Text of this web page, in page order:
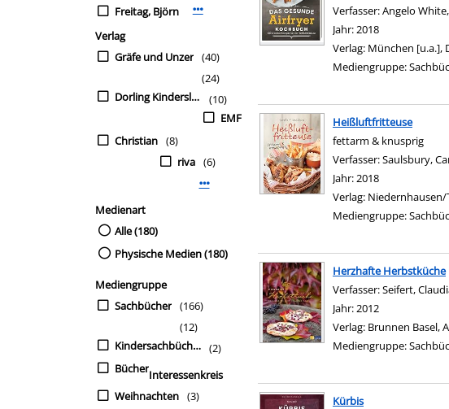
Freitag, Björn Mehr Verfasser-Filter anzeigen
Verlag
Gräfe und Unzer (40)
Dorling Kindersley
(24)
EMF
(10)
Christian (8)
riva (6)
Mehr Verlag-Filter anzeigen
Medienart
Alle (180)
Physische Medien (180)
Mediengruppe
Sachbücher (166)
Kindersachbücher
(12)
Bücher
(2)
Interessenkreis
Weihnachten (3)
Verfasser:Angelo
Jahr:2018
Verlag: München [u.a.],
Mediengruppe:
Heißluftfritteuse
fettarm & knusprig
Verfasser:Saulsbury,
Jahr:2018
Verlag: Niedernhausen/
Mediengruppe:
Herzhafte Herbstküche
Verfasser:Seifert,
Jahr:2012
Verlag: Brunnen Basel,
Mediengruppe:
Kürbis